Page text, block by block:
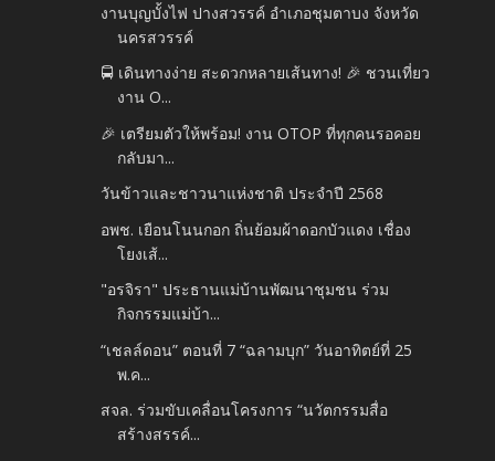
งานบุญบั้งไฟ ปางสวรรค์ อำเภอชุมตาบง จังหวัด
นครสวรรค์
🚍 เดินทางง่าย สะดวกหลายเส้นทาง! 🎉 ชวนเที่ยว
งาน O...
🎉 เตรียมตัวให้พร้อม! งาน OTOP ที่ทุกคนรอคอย
กลับมา...
วันข้าวและชาวนาแห่งชาติ ประจำปี 2568
อพช. เยือนโนนกอก ถิ่นย้อมผ้าดอกบัวแดง เชื่อง
โยงเส้...
"อรจิรา" ประธานแม่บ้านพัฒนาชุมชน ร่วม
กิจกรรมแม่บ้า...
“เชลล์ดอน” ตอนที่ 7 “ฉลามบุก” วันอาทิตย์ที่ 25
พ.ค...
สจล. ร่วมขับเคลื่อนโครงการ “นวัตกรรมสื่อ
สร้างสรรค์...